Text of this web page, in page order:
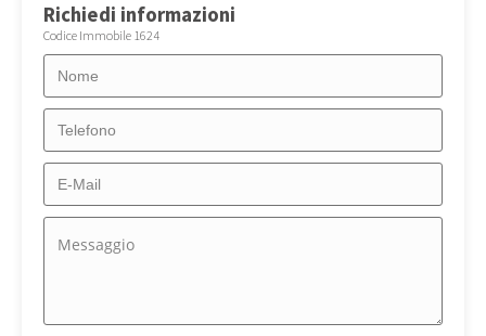
Richiedi informazioni
Codice Immobile 1624